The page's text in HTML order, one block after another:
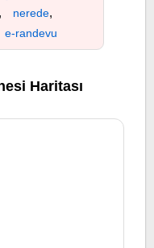
nerede,
e-randevu
Haritası